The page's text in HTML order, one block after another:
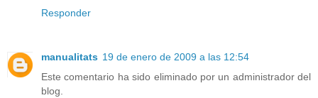
Responder
manualitats 19 de enero de 2009 a las 12:54
Este comentario ha sido eliminado por un administrador del
blog.